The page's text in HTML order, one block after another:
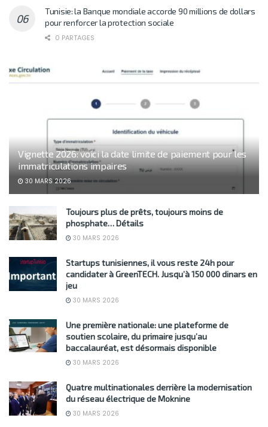
Tunisie: la Banque mondiale accorde 90 millions de dollars
pour renforcer la protection sociale
0 PARTAGES
Vignette 2026: voici la date limite de paiement pour les
immatriculations impaires
30 MARS 2026
Toujours plus de prêts, toujours moins de
phosphate… Détails
30 MARS 2026
Startups tunisiennes, il vous reste 24h pour
candidater à GreenTECH. Jusqu’à 150 000 dinars en
jeu
30 MARS 2026
Une première nationale: une plateforme de
soutien scolaire, du primaire jusqu’au
baccalauréat, est désormais disponible
30 MARS 2026
Quatre multinationales derrière la modernisation
du réseau électrique de Moknine
30 MARS 2026